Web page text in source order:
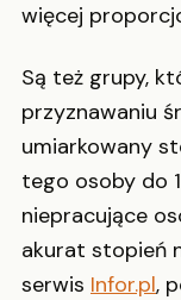
więcej
Są też grupy,
przyznawaniu
umiarkowany
tego osoby do
niepracujące
akurat stopień
serwis Infor.pl,